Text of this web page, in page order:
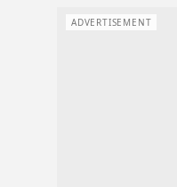
ADVERTISEMENT